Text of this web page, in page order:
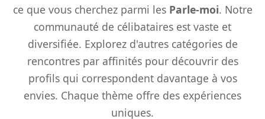
ce que vous cherchez parmi les Parle-moi. Notre
communauté de célibataires est vaste et
diversifiée. Explorez d'autres catégories de
rencontres par affinités pour découvrir des
profils qui correspondent davantage à vos
envies. Chaque thème offre des expériences
uniques.